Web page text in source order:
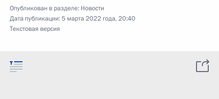
Опубликован в разделе: Новости
Дата публикации:5 марта 2022 года, 20:40
Текстовая версия